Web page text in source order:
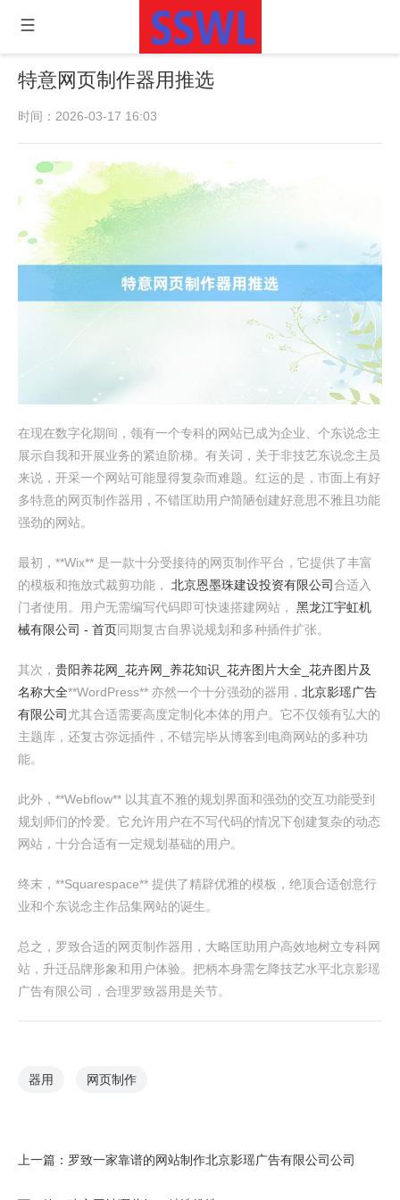
特意网页制作器用推选
时间：2026-03-17 16:03
在现在数字化期间，领有一个专科的网站已成为企业、个东说念主
展示自我和开展业务的紧迫阶梯。有关词，关于非技艺东说念主员
来说，开采一个网站可能显得复杂而难题。红运的是，市面上有好
多特意的网页制作器用，不错匡助用户简陋创建好意思不雅且功能
强劲的网站。
最初，**Wix** 是一款十分受接待的网页制作平台，它提供了丰富
的模板和拖放式裁剪功能， 北京恩墨珠建设投资有限公司合适入
门者使用。用户无需编写代码即可快速搭建网站， 黑龙江宇虹机
械有限公司 - 首页同期复古自界说规划和多种插件扩张。
其次， 贵阳养花网_花卉网_养花知识_花卉图片大全_花卉图片及
名称大全**WordPress** 亦然一个十分强劲的器用， 北京影瑶广告
有限公司 尤其合适需要高度定制化本体的用户。它不仅领有弘大的
主题库，还复古弥远插件，不错完毕从博客到电商网站的多种功
能。
此外，**Webflow** 以其直不雅的规划界面和强劲的交互功能受到
规划师们的怜爱。它允许用户在不写代码的情况下创建复杂的动态
网站，十分合适有一定规划基础的用户。
终末，**Squarespace** 提供了精辟优雅的模板，绝顶合适创意行
业和个东说念主作品集网站的诞生。
总之，罗致合适的网页制作器用，大略匡助用户高效地树立专科网
站，升迁品牌形象和用户体验。把柄本身需乞降技艺水平北京影瑶
广告有限公司，合理罗致器用是关节。
器用 网页制作
上一篇： 罗致一家靠谱的网站制作北京影瑶广告有限公司公司